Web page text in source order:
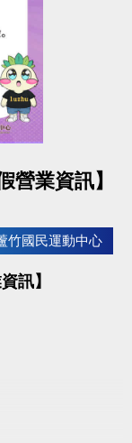
營業資訊】
竹國民運動中心
訊】